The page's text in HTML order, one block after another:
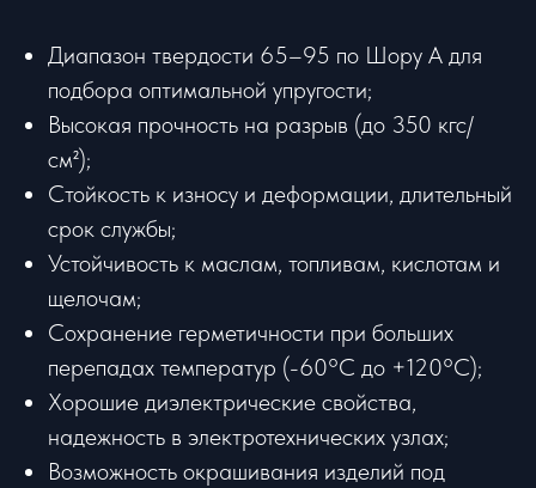
Диапазон твердости 65–95 по Шору А для
подбора оптимальной упругости;
Высокая прочность на разрыв (до 350 кгс/
см²);
Стойкость к износу и деформации, длительный
срок службы;
Устойчивость к маслам, топливам, кислотам и
щелочам;
Сохранение герметичности при больших
перепадах температур (-60°C до +120°C);
Хорошие диэлектрические свойства,
надежность в электротехнических узлах;
Возможность окрашивания изделий под